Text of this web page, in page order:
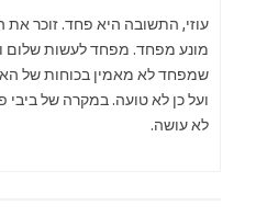
עוזי, התשובה היא פחד. זוכר
מונע מפחד. מפחד לעשות
שמפחד לא מאמין בכוחות של
ועל כן לא טועה. במקרה של ביבי
לא עושה.